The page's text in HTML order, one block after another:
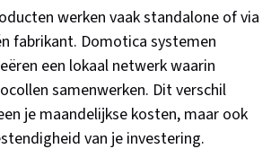
werken vaak standalone of via
fabrikant. Domotica systemen
een lokaal netwerk waarin
samenwerken. Dit verschil
je maandelijkse kosten, maar ook
van je investering.